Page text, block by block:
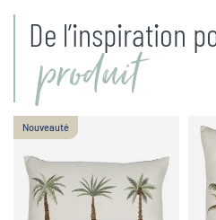
De l’inspiration
produit
Nouveauté